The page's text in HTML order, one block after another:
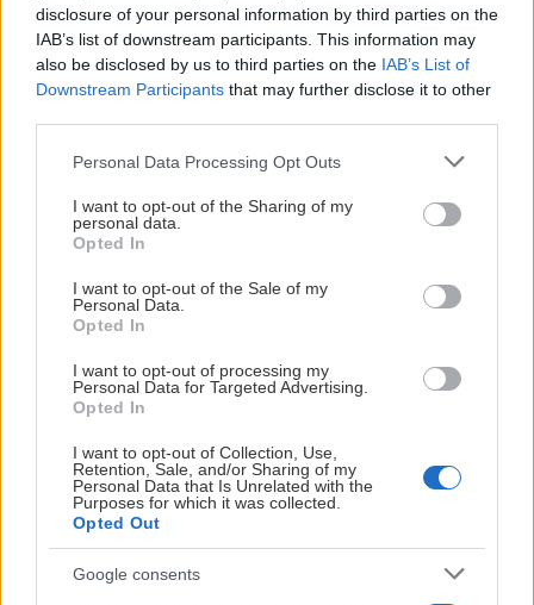
disclosure of your personal information by third parties on the
IAB’s list of downstream participants. This information may
also be disclosed by us to third parties on the IAB’s List of
Downstream Participants that may further disclose it to other
Please note that this website/app uses one or more Google
not limited to your visit or usage behaviour. You may click to
grant or deny consent to Google and its third-party tags to
use your data for below specified purposes in below Google
consent section.
Personal Data Processing Opt Outs
I want to opt-out of the Sharing of my
personal data.
Opted In
I want to opt-out of the Sale of my
Personal Data.
Opted In
I want to opt-out of processing my
Personal Data for Targeted Advertising.
Opted In
I want to opt-out of Collection, Use,
Retention, Sale, and/or Sharing of my
Personal Data that Is Unrelated with the
Purposes for which it was collected.
Opted Out
Google consents
Matchvärdslogen
Matchvärdslogen –
Vår nybyggda
hörnloge för
tillgänglig på plan 3
För 26 personer
läktaren.
Du kan se hela
från logen med
utsikt över hela
Middag och
Z-
Z-logen –
Konferensloge som
finns tillgänglig på
restaurangen.
personer med
tillhörande
läktaren
inför match
finns att tillgå
Visa mer